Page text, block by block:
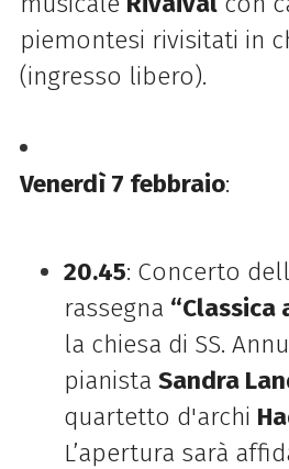
piemontesi rivisitati in
(ingresso libero).
Venerdì 7 febbraio:
20.45: Concerto
rassegna “Classica
la chiesa di SS.
pianista Sandra
quartetto d'archi
L’apertura sarà